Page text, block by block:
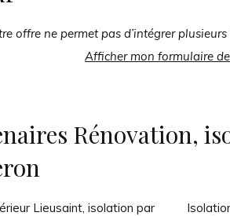
offre ne permet pas d’intégrer
Afficher mon formulaire
Rénovation,
Lieusaint, isolation par